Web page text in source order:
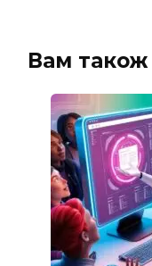
Вам